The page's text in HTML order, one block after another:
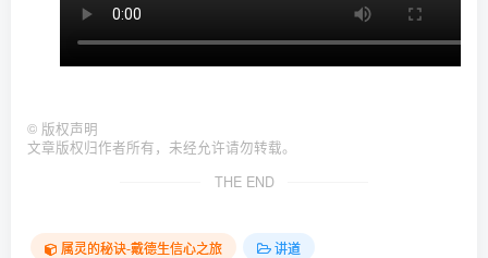
© 版权声明
文章版权归作者所有，未经允许请勿转载。
THE END
属灵的秘诀-戴德生信心之旅 讲道